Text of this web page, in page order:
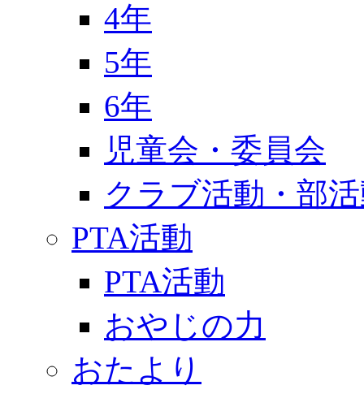
4年
5年
6年
児童会・委員会
クラブ活動・部
PTA活動
PTA活動
おやじの力
おたより